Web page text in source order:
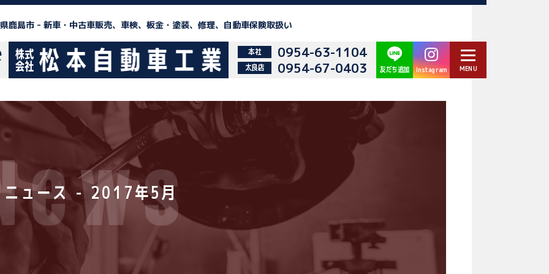
鹿島市 - 新車・中古車販売、車検、板金・塗装、修理、自動車保険取扱い
本社 0954-63-1104
太良店 0954-67-0403 友だち追加 Instagram
ニュース - 2017年5月